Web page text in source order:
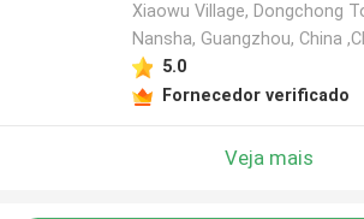
Xiaowu Village, Dongchong
Nansha, Guangzhou, China
5.0
Fornecedor verificado
Veja mais